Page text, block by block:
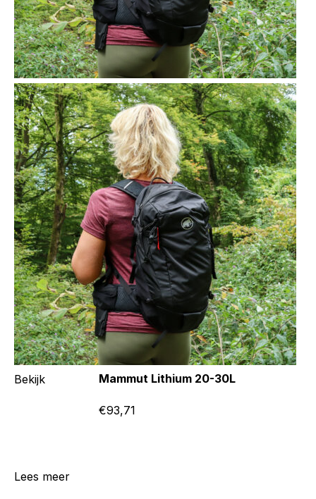
Bekijk Mammut Lithium 20-30L
€93,71
Lees meer